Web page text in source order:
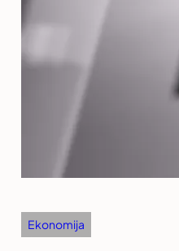
Ekonomija